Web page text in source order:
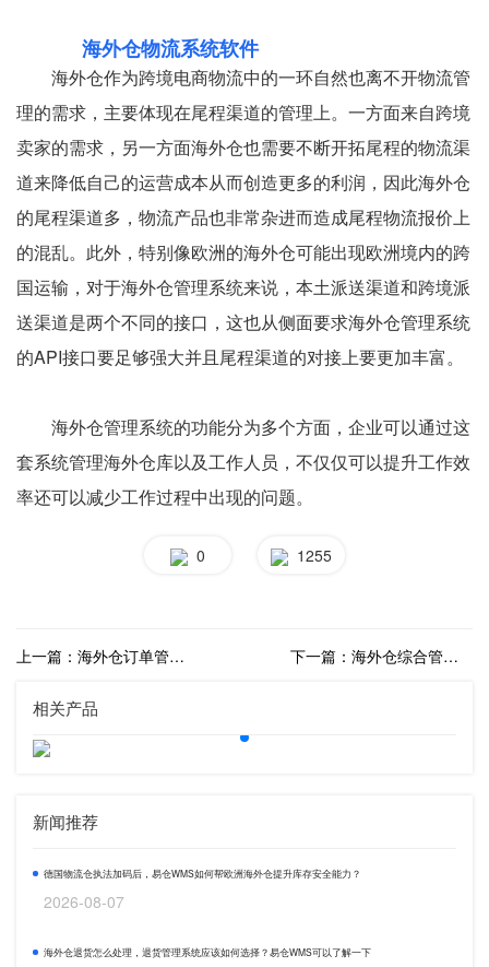
海外仓物流系统软件
海外仓作为跨境电商物流中的一环自然也离不开物流管
理的需求，主要体现在尾程渠道的管理上。一方面来自跨境
卖家的需求，另一方面海外仓也需要不断开拓尾程的物流渠
道来降低自己的运营成本从而创造更多的利润，因此海外仓
的尾程渠道多，物流产品也非常杂进而造成尾程物流报价上
的混乱。此外，特别像欧洲的海外仓可能出现欧洲境内的跨
国运输，对于海外仓管理系统来说，本土派送渠道和跨境派
送渠道是两个不同的接口，这也从侧面要求海外仓管理系统
的API接口要足够强大并且尾程渠道的对接上要更加丰富。
海外仓管理系统的功能分为多个方面，企业可以通过这
套系统管理海外仓库以及工作人员，不仅仅可以提升工作效
率还可以减少工作过程中出现的问题。
0 1255
上一篇：海外仓订单管理系统，海外仓仓储系统怎么操作？ 下一篇：海外仓综合管理系统，海外仓系统详细流程
相关产品
新闻推荐
德国物流仓执法加码后，易仓WMS如何帮欧洲海外仓提升库存安全能力？
2026-08-07
海外仓退货怎么处理，退货管理系统应该如何选择？易仓WMS可以了解一下